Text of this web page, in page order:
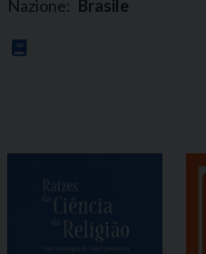
Nazione: Brasile